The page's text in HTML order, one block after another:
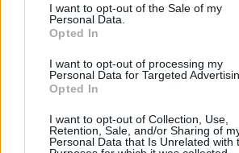
I want to opt-out of the Sale of my
Personal Data.
Opted In
I want to opt-out of processing my
Personal Data for Targeted
Opted In
I want to opt-out of Collection, Use,
Retention, Sale, and/or Sharing of
Personal Data that Is Unrelated with
Αναρωτιέμαι για πόσο θα είμαστε
Καταλαβαίνετε τι θα γίνει αν
νερό που έριξε πρόσφατα στην
και την Ήπειρο;